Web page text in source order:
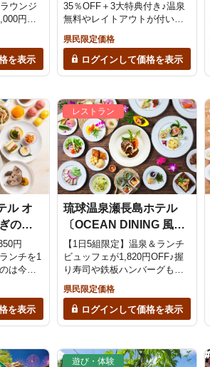
ウンジ
円の
ラウン
＞
を表示
35％OFF＋3大特典付き♪温泉
無料やレイトアウトが付い
て、2名1室お一人様10,000円
～！夕食は焼肉やマグロ食べ
放題で満足度MAX＜夕朝食
+温泉付＞
県民限定価格
ログインして価格を表示
ル オ
のわ
イニン
円
ンチを1
は今だ
イスア
を表示
レストラン
琉球温泉瀬長島ホテル
〔OCEAN DINING 風
庭〕
【1日5組限定】温泉＆ランチ
ビュッフェが1,820円OFF♪握
り寿司や鉄板ハンバーグも食
べ放題＋アルコール飲み放題
※当日14時まで予約OK！
県民限定価格
ログインして価格を表示
遊び・体験